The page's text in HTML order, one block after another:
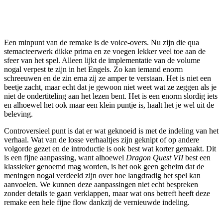
Een minpunt van de remake is de voice-overs. Nu zijn die qua
stemacteerwerk dikke prima en ze voegen lekker veel toe aan de
sfeer van het spel. Alleen lijkt de implementatie van de volume
nogal verpest te zijn in het Engels. Zo kan iemand enorm
schreeuwen en de zin erna zij ze amper te verstaan. Het is niet een
beetje zacht, maar echt dat je gewoon niet weet wat ze zeggen als je
niet de ondertiteling aan het lezen bent. Het is een enorm slordig iets
en alhoewel het ook maar een klein puntje is, haalt het je wel uit de
beleving.
Controversieel punt is dat er wat geknoeid is met de indeling van het
verhaal. Wat van de losse verhaaltjes zijn geknipt of op andere
volgorde gezet en de introductie is ook best wat korter gemaakt. Dit
is een fijne aanpassing, want alhoewel Dragon Quest VIIbest een
klassieker genoemd mag worden, is het ook geen geheim dat de
meningen nogal verdeeld zijn over hoe langdradig het spel kan
aanvoelen. We kunnen deze aanpassingen niet echt bespreken
zonder details te gaan verklappen, maar wat ons betreft heeft deze
remake een hele fijne flow dankzij de vernieuwde indeling.